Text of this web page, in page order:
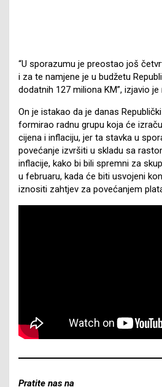
“U sporazumu je preostao još
i za te namjene je u budžetu
dodatnih 127 miliona KM”, izjavio
On je istakao da je danas
formirao radnu grupu koja će
cijena i inflaciju, jer ta stavka u
povećanje izvršiti u skladu sa
inflacije, kako bi bili spremni za
u februaru, kada će biti usvojeni
iznositi zahtjev za povećanjem
Pratite nas na